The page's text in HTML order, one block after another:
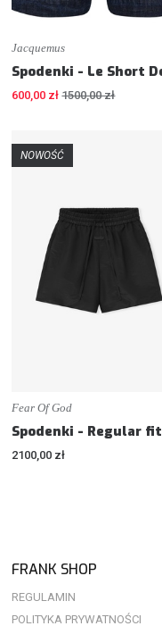
Jacquemus
600,00 zł 1500,00 zł
NOWOŚĆ
Fear Of God
Spodenki - Regular fit
2100,00 zł
FRANK SHOP
REGULAMIN
POLITYKA PRYWATNOŚCI